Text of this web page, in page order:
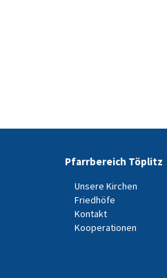
Pfarrbereich Töplitz
Unsere Kirchen
Friedhöfe
Kontakt
Kooperationen